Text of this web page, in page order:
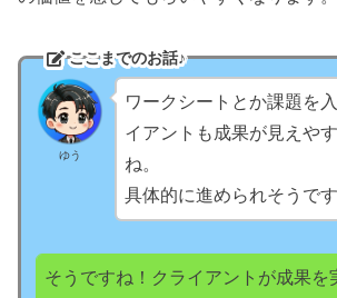
ここまでのお話♪
ゆう
ワークシートとか課題を
イアントも成果が見えや
ね。
具体的に進められそうです
そうですね！クライアントが成果を